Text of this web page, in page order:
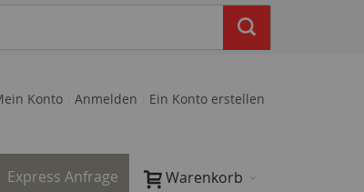
Konto Anmelden Ein Konto erstellen
Warenkorb
Express Anfrage